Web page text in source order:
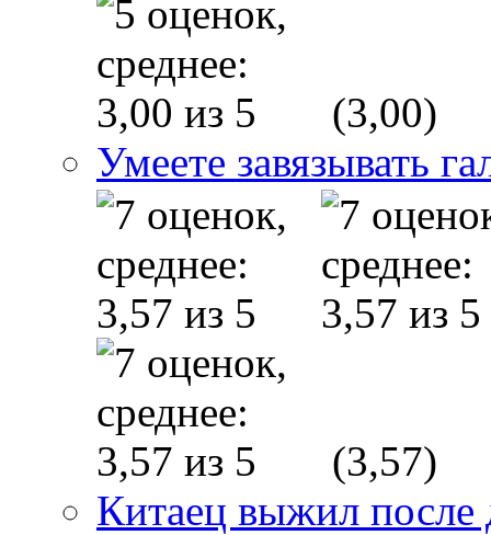
(3,00)
Умеете завязывать
(3,57)
Китаец выжил после